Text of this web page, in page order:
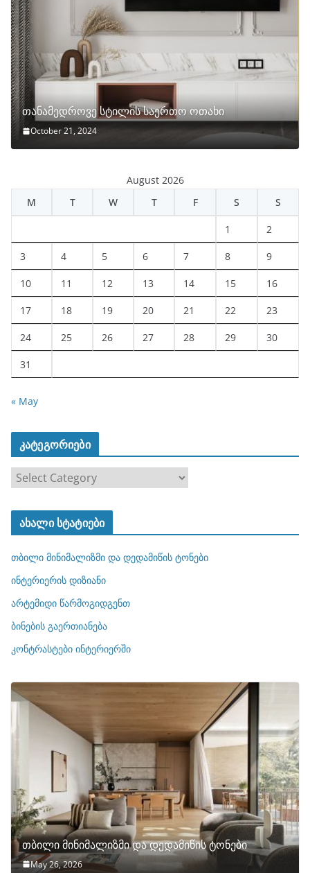
თანამედროვე სტილის საერთო ოთახი
October 21, 2024
August 2026
M
T W T F S S
1 2
3 4 5 6 7 8 9
10 11 12 13 14 15 16
17 18 19 20 21 22 23
24 25 26 27 28 29 30
31
« May
კატეგორიები
ტ
ო
რ
ბ
ი
ახალი სტატიები
თბილი მინიმალიზმი და დედამიწის ტონები
ინტერიერის დიზიანი
არტემიდი წარმოგიდგენთ
ბინების გაერთიანება
კონტრასტები ინტერიერში
თბილი მინიმალიზმი და დედამიწის ტონები
May 26, 2026